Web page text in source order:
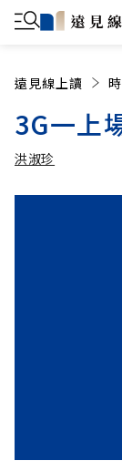
遠見線上讀
3G一上
洪淑珍